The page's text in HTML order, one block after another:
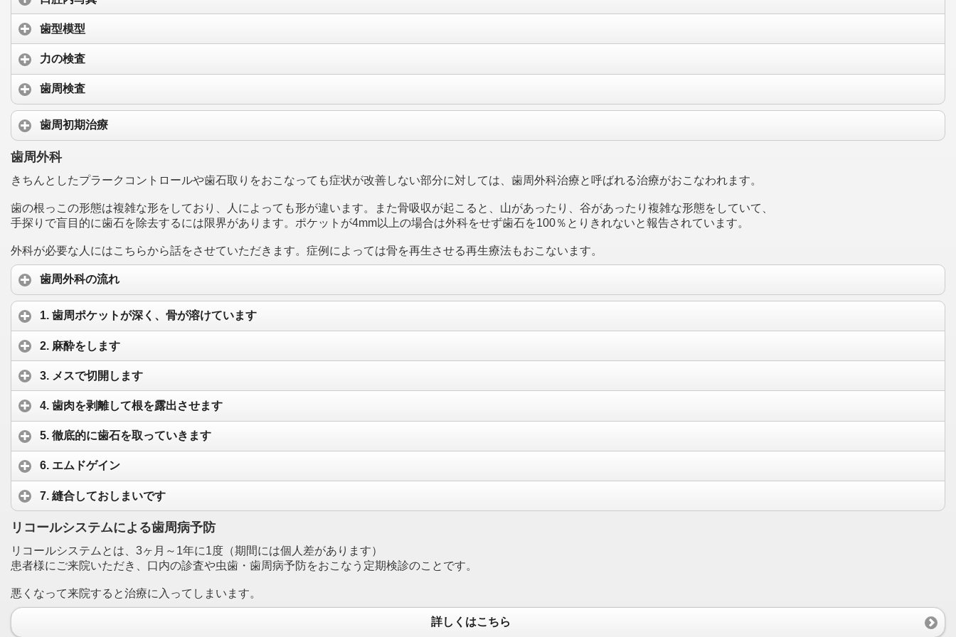
歯型模型
力の検査
歯周検査
歯周初期治療
歯周外科
きちんとしたプラークコントロールや歯石取りをおこなっても症状が改善しない部分に対しては、歯周外科治療と呼ばれる治療がおこなわれます。
歯の根っこの形態は複雑な形をしており、人によっても形が違います。また骨吸収が起こると、山があったり、谷があったり複雑な形態をしていて、
手探りで盲目的に歯石を除去するには限界があります。ポケットが4mm以上の場合は外科をせず歯石を100％とりきれないと報告されています。
外科が必要な人にはこちらから話をさせていただきます。症例によっては骨を再生させる再生療法もおこないます。
歯周外科の流れ
1. 歯周ポケットが深く、骨が溶けています
2. 麻酔をします
3. メスで切開します
4. 歯肉を剥離して根を露出させます
5. 徹底的に歯石を取っていきます
6. エムドゲイン
7. 縫合しておしまいです
リコールシステムによる歯周病予防
リコールシステムとは、3ヶ月～1年に1度（期間には個人差があります）
患者様にご来院いただき、口内の診査や虫歯・歯周病予防をおこなう定期検診のことです。
悪くなって来院すると治療に入ってしまいます。
詳しくはこちら